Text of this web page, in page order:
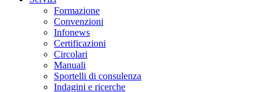
Formazione
Convenzioni
Infonews
Certificazioni
Circolari
Manuali
Sportelli di consulenza
Indagini e ricerche